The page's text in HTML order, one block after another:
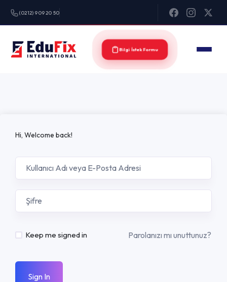
(0212) 909 20 50
Bilgi İstek Formu
Hi, Welcome back!
Keep me signed in Parolanızı mı unuttunuz?
Sign In